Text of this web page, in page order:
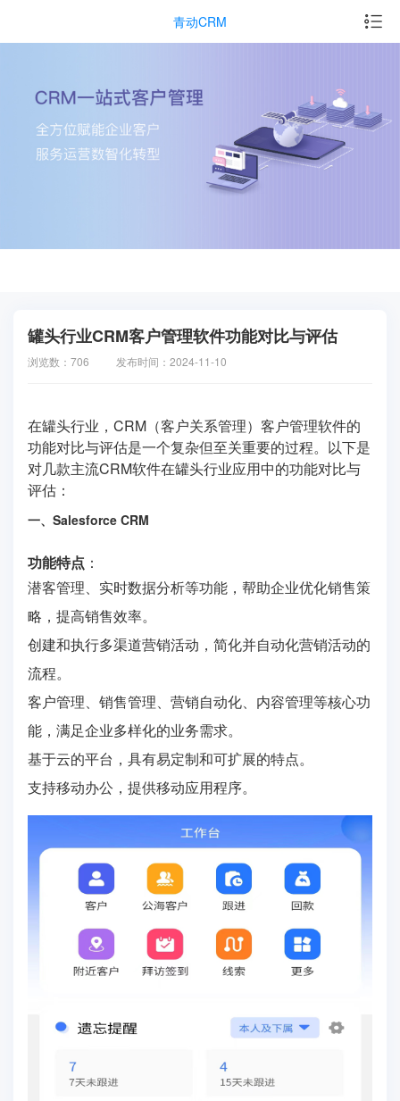
青动CRM
罐头行业CRM客户管理软件功能对比与评估
浏览数：706 发布时间：2024-11-10
在罐头行业，CRM（客户关系管理）客户管理软件的
功能对比与评估是一个复杂但至关重要的过程。以下是
对几款主流CRM软件在罐头行业应用中的功能对比与
评估：
一、Salesforce CRM
功能特点 ：
潜客管理、实时数据分析等功能，帮助企业优化销售策
略，提高销售效率。
创建和执行多渠道营销活动，简化并自动化营销活动的
流程。
客户管理、销售管理、营销自动化、内容管理等核心功
能，满足企业多样化的业务需求。
基于云的平台，具有易定制和可扩展的特点。
支持移动办公，提供移动应用程序。